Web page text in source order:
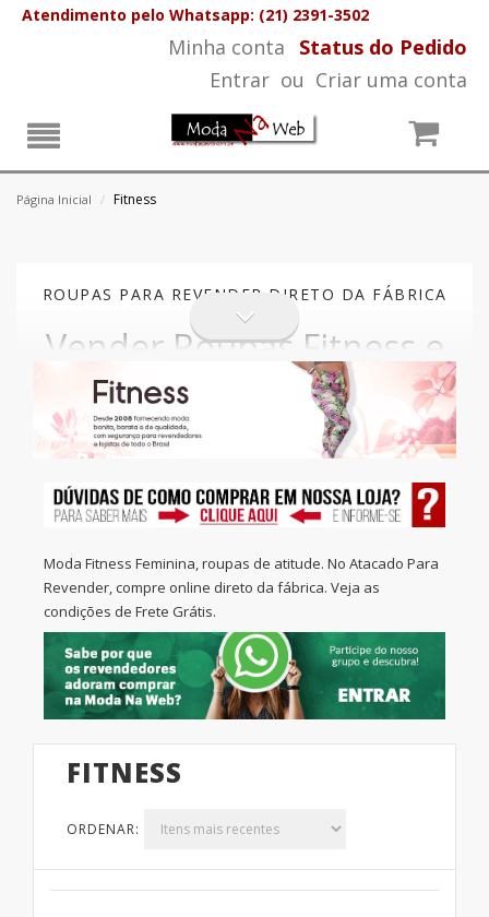
Atendimento pelo Whatsapp: (21) 2391-3502
Minha conta
Status do Pedido
Entrar ou Criar uma conta
Página Inicial / Fitness
ROUPAS PARA REVENDER DIRETO DA FÁBRICA
Vender Roupas Fitness e
Ganhar Dinheiro Para
Ter Uma Boa Renda
DICAS PARA INFLUÊNCIAR
MELHOR AS CLIENTES PARA
VENDER MAIS NO
INSTAGRAM
O verão está chegando e a corrida para
nessa hora que as mulheres tiram o tênis
Moda Fitness Feminina, roupas de atitude. No Atacado Para
Revender, compre online direto da fábrica. Veja as
condições de Frete Grátis.
FITNESS
ORDENAR: